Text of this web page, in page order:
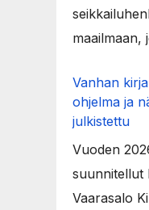
maailmaan,
Vanhan
ohjelma ja
julkistettu
Vuoden
suunnitellut
Vaarasalo